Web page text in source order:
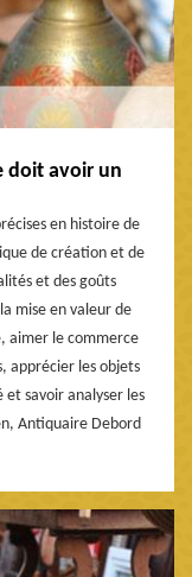
doit avoir un
en histoire de
de création et de
et des goûts
mise en valeur de
aimer le commerce
apprécier les objets
savoir analyser les
Antiquaire Debord